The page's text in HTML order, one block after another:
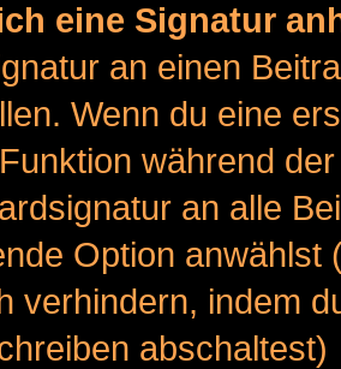
eine Signatur
an einen
Wenn du eine
während
an alle
Option anwählst
verhindern, indem
abschaltest)